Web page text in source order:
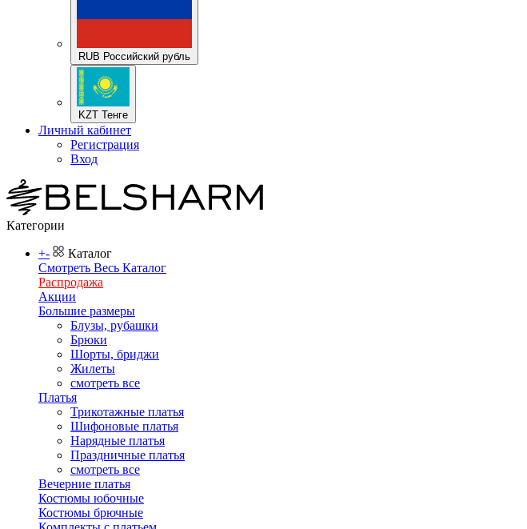
RUB Российский рубль
KZT Тенге
Личный кабинет
Регистрация
Вход
Категории
+-
Каталог
Смотреть Весь Каталог
Распродажа
Акции
Большие размеры
Блузы, рубашки
Брюки
Шорты, бриджи
Жилеты
смотреть все
Платья
Трикотажные платья
Шифоновые платья
Нарядные платья
Праздничные платья
смотреть все
Вечерние платья
Костюмы юбочные
Костюмы брючные